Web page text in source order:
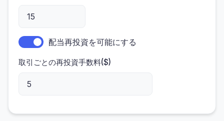
配当再投資を可能にする
取引ごとの再投資手数料($)